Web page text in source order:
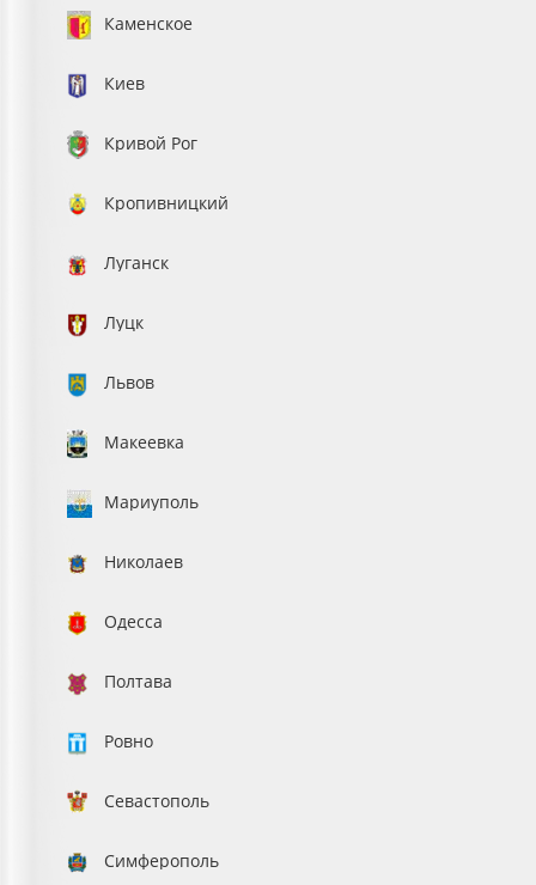
Каменское
Киев
Кривой Рог
Кропивницкий
Луганск
Луцк
Львов
Макеевка
Мариуполь
Николаев
Одесса
Полтава
Ровно
Севастополь
Симферополь